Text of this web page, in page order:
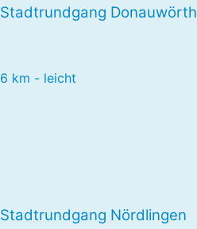
Stadtrundgang Donauwörth
6 km - leicht
Stadtrundgang Nördlingen